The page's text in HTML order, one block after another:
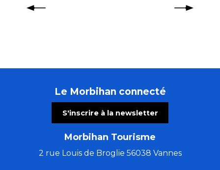
Week-end détente et séjour
Le Morbihan connecté
S'inscrire à la newsletter
Morbihan Tourisme
2 rue Louis de Broglie 56038 Vannes